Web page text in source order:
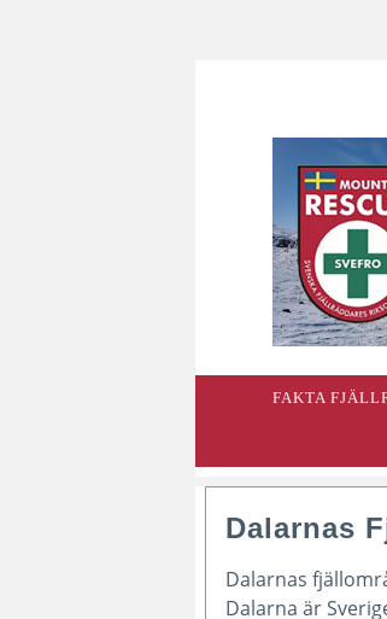
FAKTA
Dalarnas
Dalarnas
Dalarna är